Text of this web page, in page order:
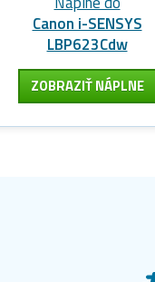
Canon i-SENSYS
LBP623Cdw
ZOBRAZIŤ NÁPLNE